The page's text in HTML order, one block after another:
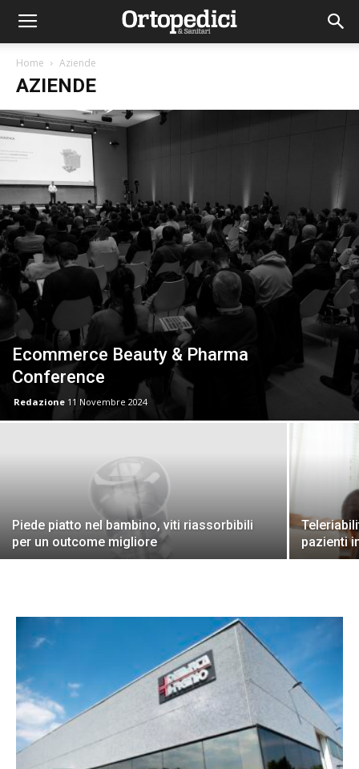
Home Aziende
AZIENDE
Ecommerce Beauty & Pharma
Conference
Redazione 11 Novembre 2024
Piede piatto nel bambino, viti riassorbibili
per un outcome migliore
pazienti